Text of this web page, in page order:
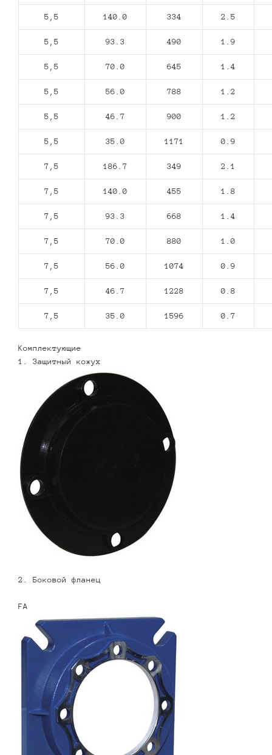
5,5 140.0 334 2.5
5,5 93.3 490 1.9
5,5 70.0 645 1.4
5,5 56.0 788 1.2
5,5 46.7 900 1.2
5,5 35.0 1171 0.9
7,5 186.7 349 2.1
7,5 140.0 455 1.8
7,5 93.3 668 1.4
7,5 70.0 880 1.0
7,5 56.0 1074 0.9
7,5 46.7 1228 0.8
7,5 35.0 1596 0.7
Комплектующие
1. Защитный кожух
2. Боковой фланец
FA